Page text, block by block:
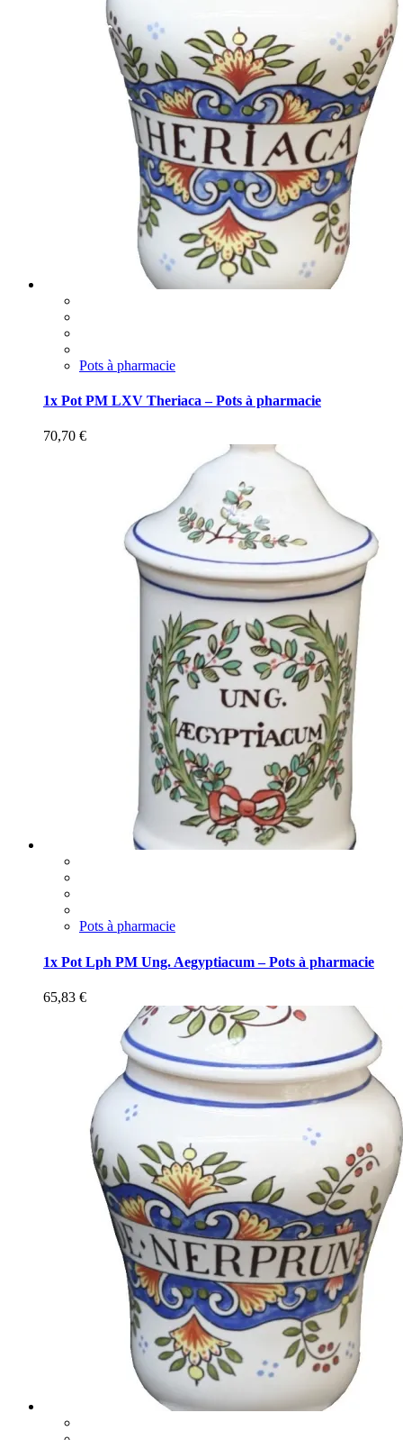
Pots à pharmacie
1x Pot PM LXV Theriaca – Pots à pharmacie
70,70 €
Pots à pharmacie
1x Pot Lph PM Ung. Aegyptiacum – Pots à pharmacie
65,83 €